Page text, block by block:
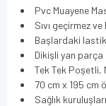
Pvc Muayene
Sıvı geçirmez
Başlardaki
Dikişli yan
Tek Tek Poşetli,
70 cm x 195 cm
Sağlık